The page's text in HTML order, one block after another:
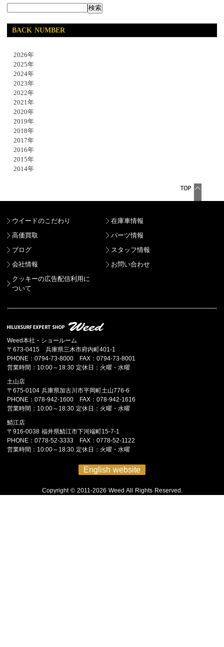
BACK NUMBER
2026年
2025年
2024年
2023年
2022年
2021年
2020年
2019年
2018年
2017年
2016年
2015年
2014年
ウイードのこだわり
在庫車情報
高価買取
パーツ情報
ブログ
スタッフ情報
会社情報
お問い合わせ
クッキーの広告配信利用に
ついて
Weed本社・ショールーム
〒673-0415 兵庫県三木市府内町401-1
PHONE：0794-73-8000 FAX：0794-73-8001
営業時間：10:00～18:30 定休日：火曜・水曜
土山店
〒675-0104 兵庫県加古川市平岡町土山776-6
PHONE：078-942-1600 FAX：078-942-1616
営業時間：10:00～18:30 定休日：火曜・水曜
鯖江店
〒916-0038 福井県鯖江市下河端町15-7-1
PHONE：0778-52-3333 FAX：0778-52-1122
営業時間：10:00～18:30 定休日：火曜・水曜
English website
Copyright © 2011-2026 Weed All Rights Reserved.